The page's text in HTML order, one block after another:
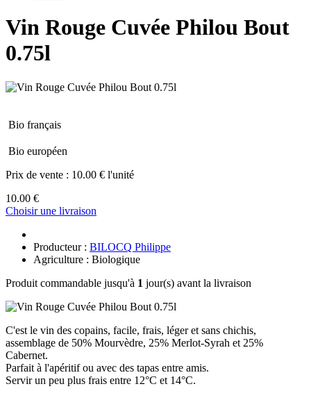
Vin Rouge Cuvée Philou Bout
0.75l
Bio français
Bio européen
Prix de vente : 10.00 € l'unité
10.00 €
Choisir une livraison
Producteur : BILOCQ Philippe
Agriculture : Biologique
Produit commandable jusqu'à 1 jour(s) avant la livraison
C'est le vin des copains, facile, frais, léger et sans chichis,
assemblage de 50% Mourvèdre, 25% Merlot-Syrah et 25%
Cabernet.
Parfait à l'apéritif ou avec des tapas entre amis.
Servir un peu plus frais entre 12°C et 14°C.